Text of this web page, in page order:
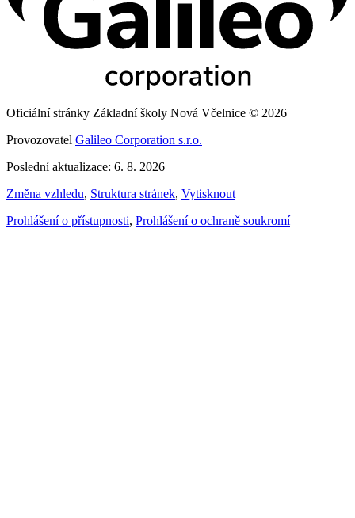
Oficiální stránky Základní školy Nová Včelnice © 2026
Provozovatel Galileo Corporation s.r.o.
Poslední aktualizace: 6. 8. 2026
Změna vzhledu, Struktura stránek, Vytisknout
Prohlášení o přístupnosti, Prohlášení o ochraně soukromí